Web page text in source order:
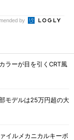
by
ラーが目を引くCRT風
モデルは25万円超の大
イルメカニカルキーボ